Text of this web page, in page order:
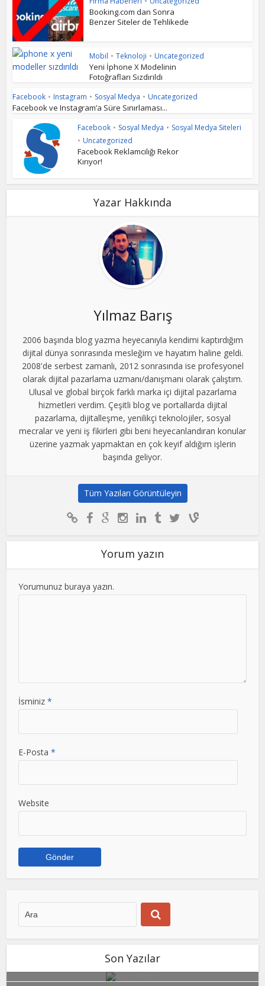
Booking.com dan Sonra
Benzer Siteler de Tehlikede
Mobil • Teknoloji • Uncategorized
Yeni İphone X Modelinin
Fotoğrafları Sızdırıldı
Facebook • Instagram • Sosyal Medya • Uncategorized
Facebook ve Instagram’a Süre Sınırlaması...
Facebook • Sosyal Medya • Sosyal Medya Siteleri
• Uncategorized
Facebook Reklamcılığı Rekor
Kırıyor!
Yazar Hakkında
Yılmaz Barış
2006 başında blog yazma heyecanıyla kendimi kaptırdığım
dijital dünya sonrasında mesleğim ve hayatım haline geldi.
2008'de serbest zamanlı, 2012 sonrasında ise profesyonel
olarak dijital pazarlama uzmanı/danışmanı olarak çalıştım.
Ulusal ve global birçok farklı marka içi dijital pazarlama
hizmetleri verdim. Çeşitli blog ve portallarda dijital
pazarlama, dijitalleşme, yenilikçi teknolojiler, sosyal
mecralar ve yeni iş fikirleri gibi beni heyecanlandıran konular
üzerine yazmak yapmaktan en çok keyif aldığım işlerin
başında geliyor.
Tüm Yazıları Görüntüleyin
Yorum yazın
Yorumunuz buraya yazın.
İsminiz *
E-Posta *
Website
Son Yazılar